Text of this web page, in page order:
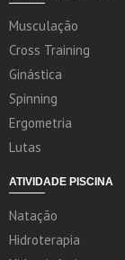
Musculação
Cross Training
Ginástica
Spinning
Ergometria
Lutas
ATIVIDADE PISCINA
Natação
Hidroterapia